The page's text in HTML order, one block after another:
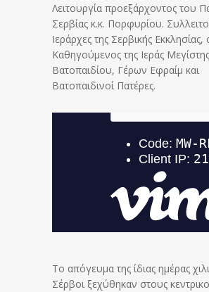
Λειτουργία προεξάρχοντος του
Σερβίας κ.κ. Πορφυρίου.
Ιεράρχες της Σερβικής Εκκλησίας,
Καθηγούμενος της Ιεράς
Βατοπαιδίου, Γέρων Εφραίμ και
Βατοπαιδινοί Πατέρες.
Το απόγευμα της ίδιας ημέρας
Σέρβοι ξεχύθηκαν στους